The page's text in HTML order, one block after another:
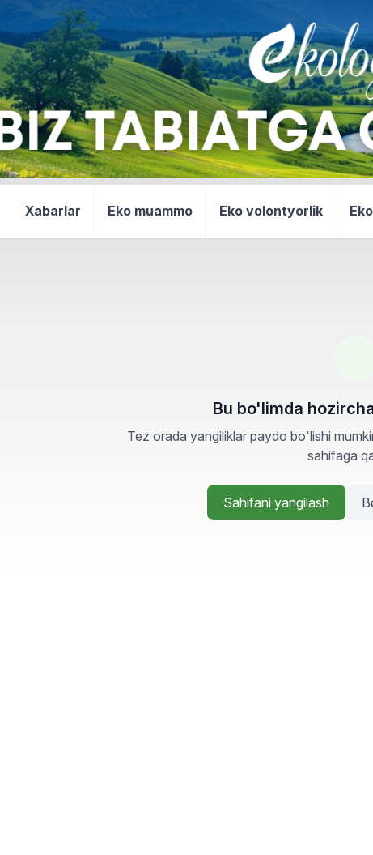
Xabarlar Eko muammo Eko volontyorlik
Bu bo'limda
Tez orada yangiliklar paydo bo'lishi
sahifaga
Sahifani yangilash